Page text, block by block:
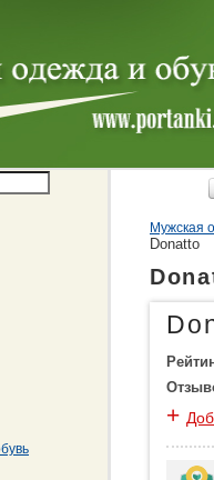
Мужская
Donatto
+